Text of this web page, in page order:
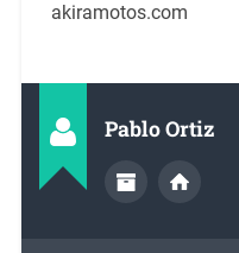
akiramotos.com
Pablo Ortiz